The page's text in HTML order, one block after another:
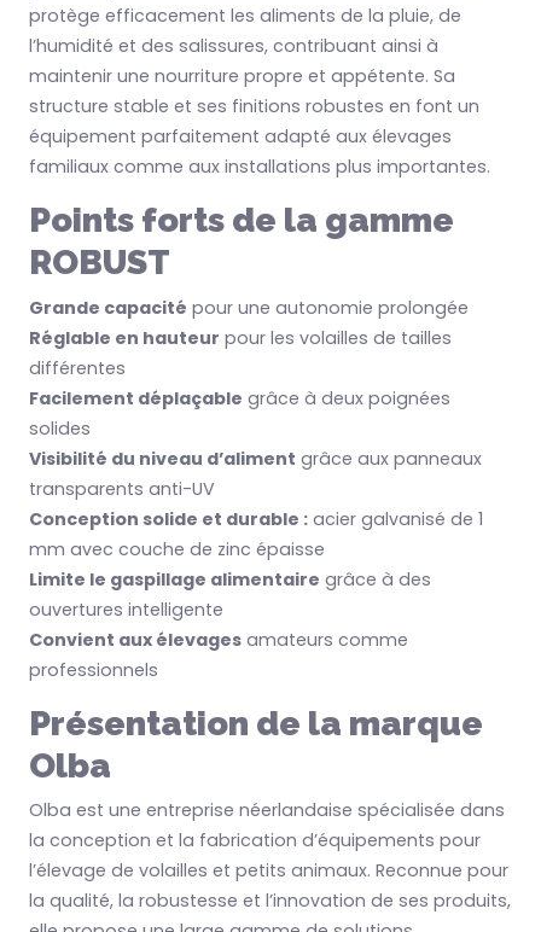
protège efficacement les aliments de la pluie, de
l’humidité et des salissures, contribuant ainsi à
maintenir une nourriture propre et appétente. Sa
structure stable et ses finitions robustes en font un
équipement parfaitement adapté aux élevages
familiaux comme aux installations plus importantes.
Points forts de la gamme
ROBUST
Grande capacité pour une autonomie prolongée
Réglable en hauteur pour les volailles de tailles
différentes
Facilement déplaçable grâce à deux poignées
solides
Visibilité du niveau d’aliment grâce aux panneaux
transparents anti-UV
Conception solide et durable : acier galvanisé de 1
mm avec couche de zinc épaisse
Limite le gaspillage alimentaire grâce à des
ouvertures intelligente
Convient aux élevages amateurs comme
professionnels
Présentation de la marque
Olba
Olba est une entreprise néerlandaise spécialisée dans
la conception et la fabrication d’équipements pour
l’élevage de volailles et petits animaux. Reconnue pour
la qualité, la robustesse et l’innovation de ses produits,